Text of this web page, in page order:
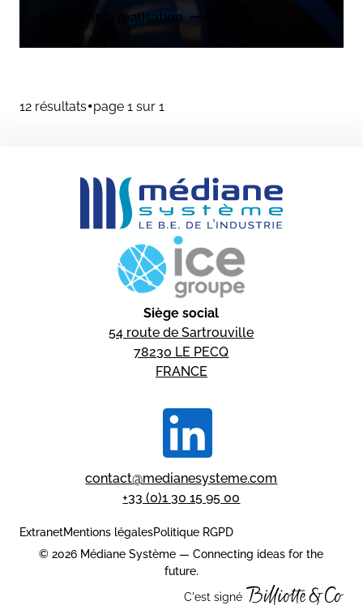
Découvrir la réalisation
12 résultats•page 1 sur 1
Siège social
54 route de Sartrouville
78230 LE PECQ
FRANCE
contact@medianesysteme.com
+33 (0)1 30 15 95 00
ExtranetMentions légalesPolitique RGPD
© 2026 Médiane Système — Connecting ideas for the
future.
C'est signé